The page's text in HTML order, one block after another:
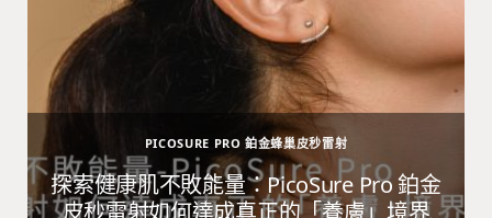
PICOSURE PRO 鉑金蜂巢皮秒雷射
探索健康肌不敗能量：PicoSure Pro 鉑金
皮秒雷射如何達成真正的「養膚」境界